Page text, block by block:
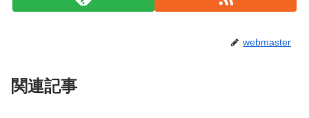
webmaster
関連記事